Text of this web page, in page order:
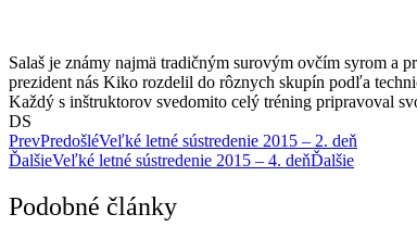
Salaš je známy najmä tradičným surovým ovčím syrom a
prezident nás Kiko rozdelil do rôznych skupín podľa
Každý s inštruktorov svedomito celý tréning pripravoval
DS
PrevPredošléVeľké letné sústredenie 2015 – 2. deň
ĎalšieVeľké letné sústredenie 2015 – 4. deňĎalšie
Podobné články